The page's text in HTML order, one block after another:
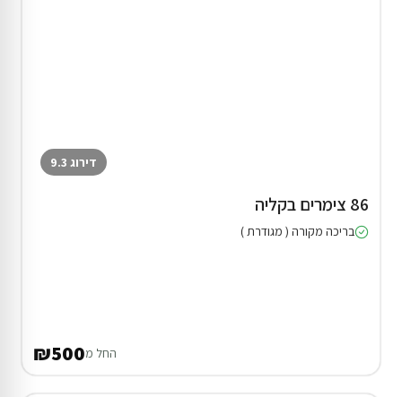
דירוג 9.3
86 צימרים בקליה
בריכה מקורה ( מגודרת )
החל מ₪500